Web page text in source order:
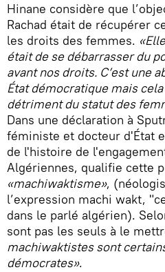
Hinane considère que
Rachad était de récupérer
les droits des femmes.
était de se débarrasser du
avant nos droits. C’est une
État démocratique mais
détriment du statut des
Dans une déclaration à
féministe et docteur d'État
de l'histoire de
Algériennes, qualifie cette
«machiwaktisme»,
l’expression machi wakt,
dans le parlé algérien).
sont pas les seuls à le
machiwaktistes sont
démocrates».